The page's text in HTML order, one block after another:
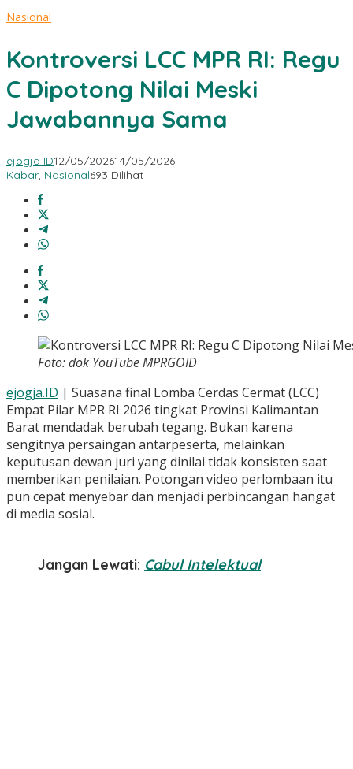
Nasional
Kontroversi LCC MPR RI: Regu
C Dipotong Nilai Meski
Jawabannya Sama
ejogja ID12/05/202614/05/2026
Kabar, Nasional693 Dilihat
Foto: dok YouTube MPRGOID
ejogja.ID | Suasana final Lomba Cerdas Cermat (LCC)
Empat Pilar MPR RI 2026 tingkat Provinsi Kalimantan
Barat mendadak berubah tegang. Bukan karena
sengitnya persaingan antarpeserta, melainkan
keputusan dewan juri yang dinilai tidak konsisten saat
memberikan penilaian. Potongan video perlombaan itu
pun cepat menyebar dan menjadi perbincangan hangat
di media sosial.
Jangan Lewati: Cabul Intelektual